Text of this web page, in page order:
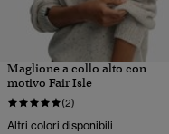
Maglione a collo alto con
motivo Fair Isle
(2)
Altri colori disponibili